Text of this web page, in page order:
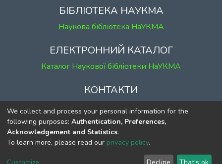
БІБЛІОТЕКА НАУКМА
Наукова бібліотека НаУКМА
ЕЛЕКТРОННИЙ КАТАЛОГ
Каталог Наукової бібліотеки НаУКМА
КОНТАКТИ
м. Київ, вул. Григорія Сковороди, 2
к. 1, к. 120
тел. (044) 463-69-31
ekmair@ukma.edu.ua
We collect and process your personal information for the
following purposes: Authentication, Preferences,
Acknowledgement and Statistics.
To learn more, please read our privacy policy.